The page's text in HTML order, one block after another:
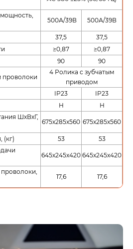
500А/39В 500А/39В
37,5
37,5
≥0,87
≥0,87
90 90
проволоки
4 Ролика с зубчатым
приводом
IP23
IP23
H
H
ШхВхГ,
675x285x560 675x285x560
(кг) 53
53
645x245x420 645x245x420
проволоки,
17,6 17,6